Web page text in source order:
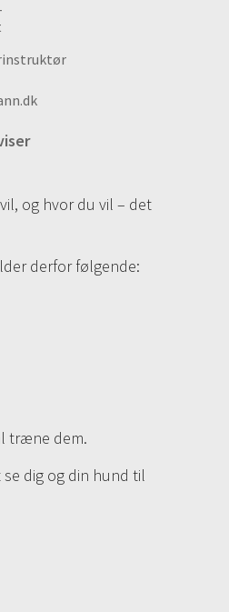
og hvor du vil – det
derfor følgende:
træne dem.
dig og din hund til